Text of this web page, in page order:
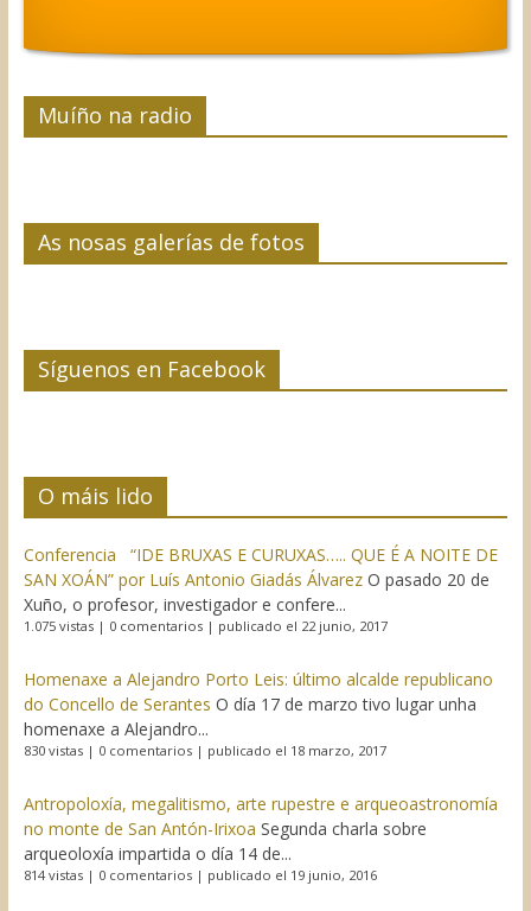
Muíño na radio
As nosas galerías de fotos
Síguenos en Facebook
O máis lido
Conferencia “IDE BRUXAS E CURUXAS….. QUE É A NOITE DE
SAN XOÁN” por Luís Antonio Giadás Álvarez O pasado 20 de
Xuño, o profesor, investigador e confere...
1.075 vistas| 0 comentarios| publicado el 22 junio, 2017
Homenaxe a Alejandro Porto Leis: último alcalde republicano
do Concello de Serantes O día 17 de marzo tivo lugar unha
homenaxe a Alejandro...
830 vistas| 0 comentarios| publicado el 18 marzo, 2017
Antropoloxía, megalitismo, arte rupestre e arqueoastronomía
no monte de San Antón-Irixoa Segunda charla sobre
arqueoloxía impartida o día 14 de...
814 vistas| 0 comentarios| publicado el 19 junio, 2016